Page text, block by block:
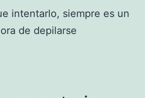
intentarlo, siempre es un
de depilarse